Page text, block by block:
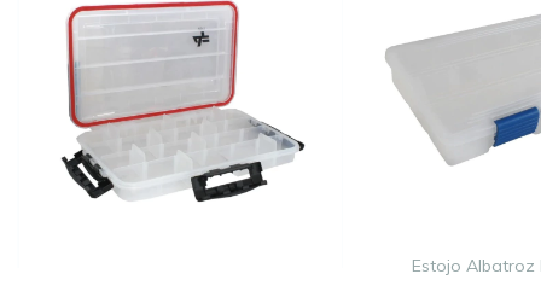
Estojo Albatroz